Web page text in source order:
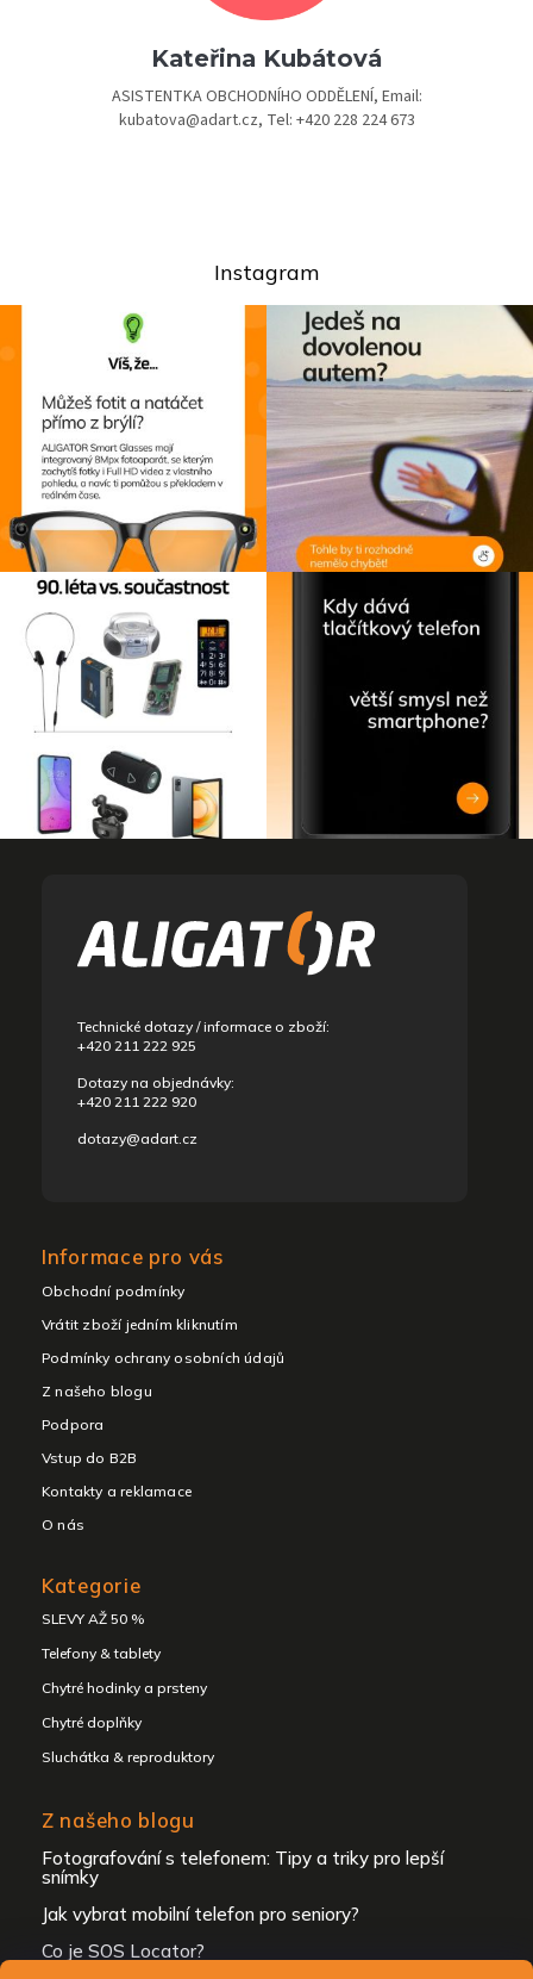
Kateřina Kubátová
ASISTENTKA OBCHODNÍHO ODDĚLENÍ, Email:
kubatova@adart.cz, Tel: +420 228 224 673
Instagram
Technické dotazy / informace o zboží:
+420 211 222 925
Dotazy na objednávky:
+420 211 222 920
dotazy@adart.cz
Informace pro vás
Obchodní podmínky
Vrátit zboží jedním kliknutím
Podmínky ochrany osobních údajů
Z našeho blogu
Podpora
Vstup do B2B
Kontakty a reklamace
O nás
Kategorie
SLEVY AŽ 50 %
Telefony & tablety
Chytré hodinky a prsteny
Chytré doplňky
Sluchátka & reproduktory
Z našeho blogu
Fotografování s telefonem: Tipy a triky pro lepší
snímky
Jak vybrat mobilní telefon pro seniory?
Co je SOS Locator?
Sleva na první nákup
azískejte slevu 10 % na první nákup